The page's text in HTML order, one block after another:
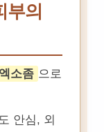
부의
소좀 으로
안심, 외